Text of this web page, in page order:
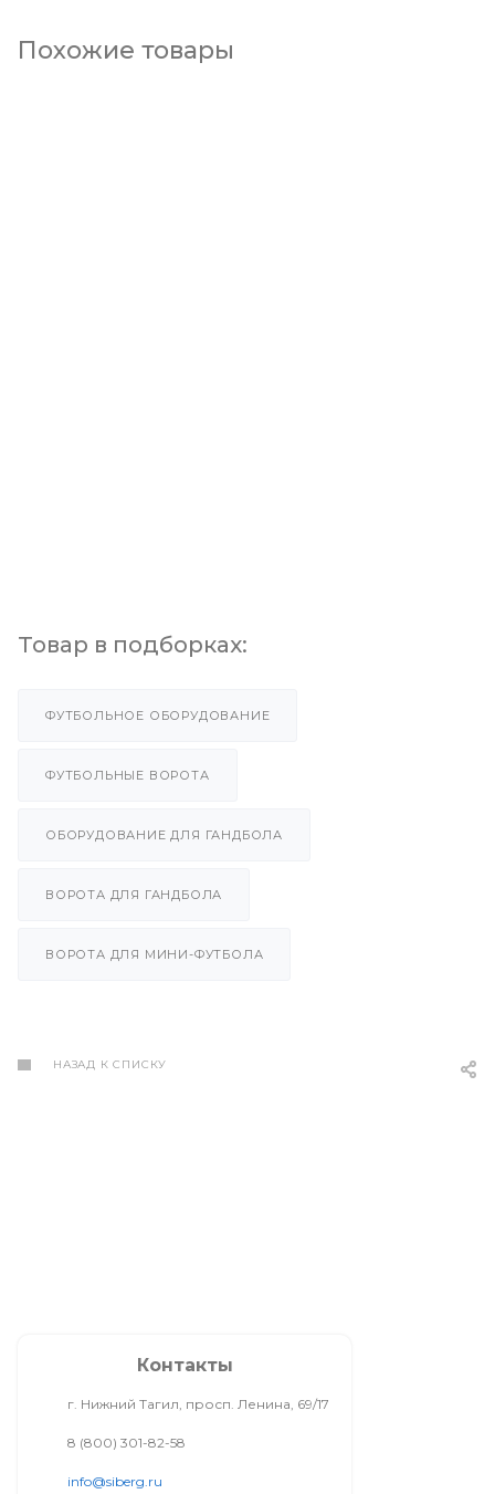
Похожие товары
Товар в подборках:
ФУТБОЛЬНОЕ ОБОРУДОВАНИЕ
ФУТБОЛЬНЫЕ ВОРОТА
ОБОРУДОВАНИЕ ДЛЯ ГАНДБОЛА
ВОРОТА ДЛЯ ГАНДБОЛА
ВОРОТА ДЛЯ МИНИ-ФУТБОЛА
НАЗАД К СПИСКУ
Контакты
г. Нижний Тагил, просп. Ленина, 69/17
8 (800) 301-82-58
info@siberg.ru